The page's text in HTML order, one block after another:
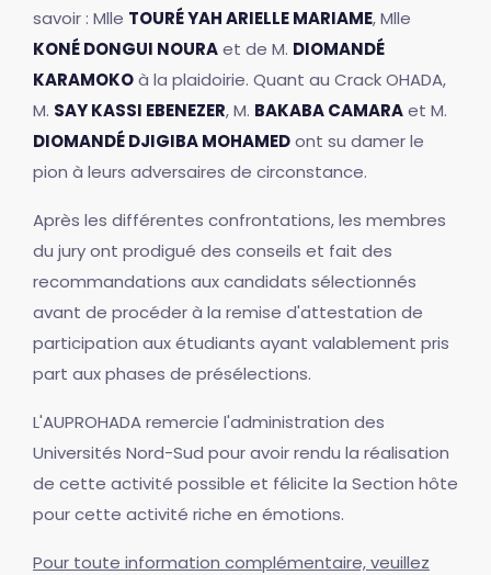
savoir : Mlle TOURÉ YAH ARIELLE MARIAME, Mlle
KONÉ DONGUI NOURAet de M. DIOMANDÉ
KARAMOKOà la plaidoirie. Quant au Crack OHADA,
M. SAY KASSI EBENEZER, M. BAKABA CAMARAet M.
DIOMANDÉ DJIGIBA MOHAMEDont su damer le
pion à leurs adversaires de circonstance.
Après les différentes confrontations, les membres
du jury ont prodigué des conseils et fait des
recommandations aux candidats sélectionnés
avant de procéder à la remise d'attestation de
participation aux étudiants ayant valablement pris
part aux phases de présélections.
L'AUPROHADA remercie l'administration des
Universités Nord-Sud pour avoir rendu la réalisation
de cette activité possible et félicite la Section hôte
pour cette activité riche en émotions.
Pour toute information complémentaire, veuillez